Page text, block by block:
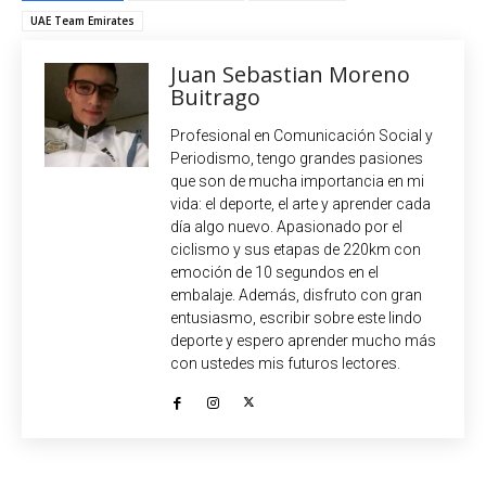
UAE Team Emirates
Juan Sebastian Moreno
Buitrago
Profesional en Comunicación Social y
Periodismo, tengo grandes pasiones
que son de mucha importancia en mi
vida: el deporte, el arte y aprender cada
día algo nuevo. Apasionado por el
ciclismo y sus etapas de 220km con
emoción de 10 segundos en el
embalaje. Además, disfruto con gran
entusiasmo, escribir sobre este lindo
deporte y espero aprender mucho más
con ustedes mis futuros lectores.